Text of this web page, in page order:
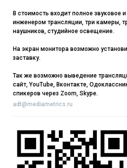
В стоимость входит полное звуковое
инженером трансляции, три камеры,
наушников, студийное освещение.
На экран монитора возможно
заставку.
Так же возможно выведение
сайт, YouTube, Вконтакте,
спикеров через Zoom, Skype.
adt@mediametrics.ru